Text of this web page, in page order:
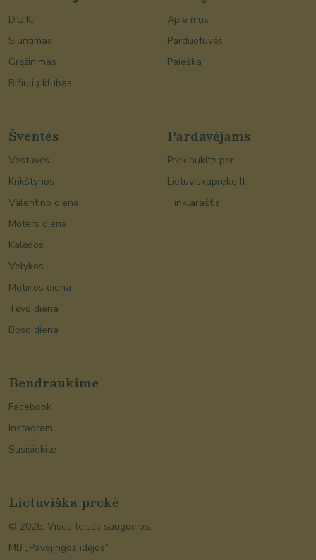
Lietuviška prekė
© 2026. Visos teisės saugomos.
MB „Pavojingos idėjos“,
D.U.K.
Siuntimas
Grąžinimas
Bičiulių klubas
Apie mus
Parduotuvės
Paieška
Šventės
Vestuvės
Krikštynos
Valentino diena
Moters diena
Kalėdos
Velykos
Motinos diena
Tėvo diena
Boso diena
Pardavėjams
Prekiaukite per
Lietuviskapreke.lt
Tinklaraštis
Bendraukime
Facebook
Instagram
Susisiekite